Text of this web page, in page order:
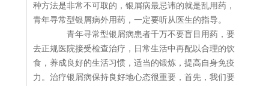
种方法是非常不可取的，银屑病最忌讳的就是乱用药，
青年寻常型银屑病外用药，一定要听从医生的指导。
青年寻常型银屑病患者千万不要盲目用药，要
去正规医院接受检查治疗，日常生活中再配以合理的饮
食，养成良好的生活习惯，适当的锻炼，提高自身免疫
力。治疗银屑病保持良好地心态很重要，首先，我们要